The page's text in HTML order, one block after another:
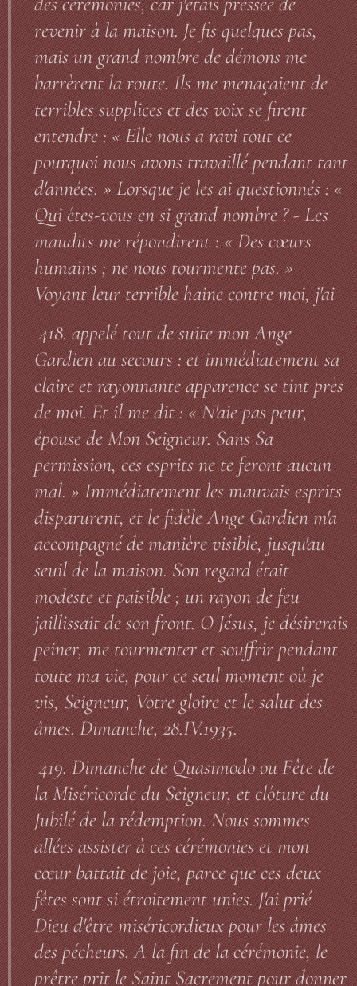
revenir à la maison. Je fis quelques pas,
mais un grand nombre de démons me
barrèrent la route. Ils me menaçaient de
terribles supplices et des voix se firent
entendre : « Elle nous a ravi tout ce
pourquoi nous avons travaillé pendant tant
d'années. » Lorsque je les ai questionnés : «
Qui êtes-vous en si grand nombre ? - Les
maudits me répondirent : « Des cœurs
humains ; ne nous tourmente pas. »
Voyant leur terrible haine contre moi, j'ai
418. appelé tout de suite mon Ange
Gardien au secours : et immédiatement sa
claire et rayonnante apparence se tint près
de moi. Et il me dit : « N'aie pas peur,
épouse de Mon Seigneur. Sans Sa
permission, ces esprits ne te feront aucun
mal. » Immédiatement les mauvais esprits
disparurent, et le fidèle Ange Gardien m'a
accompagné de manière visible, jusqu'au
seuil de la maison. Son regard était
modeste et paisible ; un rayon de feu
jaillissait de son front. O Jésus, je désirerais
peiner, me tourmenter et souffrir pendant
toute ma vie, pour ce seul moment où je
vis, Seigneur, Votre gloire et le salut des
âmes. Dimanche, 28.IV.1935.
419. Dimanche de Quasimodo ou Fête de
la Miséricorde du Seigneur, et clôture du
Jubilé de la rédemption. Nous sommes
allées assister à ces cérémonies et mon
cœur battait de joie, parce que ces deux
fêtes sont si étroitement unies. J'ai prié
Dieu d'être miséricordieux pour les âmes
des pécheurs. A la fin de la cérémonie, le
prêtre prit le Saint Sacrement pour donner